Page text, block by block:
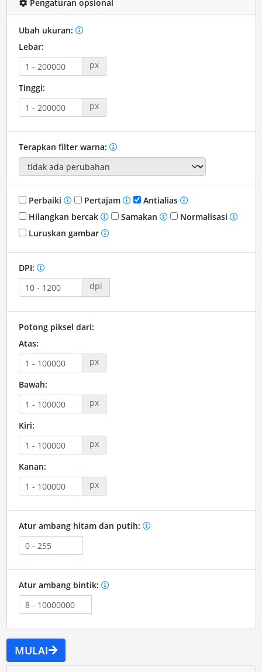
Pengaturan opsional
Ubah ukuran:
Lebar:
px
Tinggi:
px
Terapkan filter warna:
Perbaiki Pertajam
Antialias
Hilangkan bercak
Samakan
Normalisasi
Luruskan gambar
DPI:
dpi
Potong piksel dari:
Atas:
px
Bawah:
px
Kiri:
px
Kanan:
px
Atur ambang hitam dan putih:
Atur ambang bintik:
MULAI